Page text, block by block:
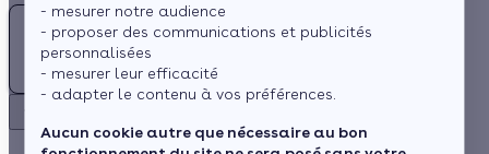
- mesurer notre audience
- proposer des communications et publicités
personnalisées
- mesurer leur efficacité
- adapter le contenu à vos préférences.
Aucun cookie autre que nécessaire au bon
Espace Client
Rechercher
Besoin d'un Installateur de fenêtres à la Lozère (48) ?